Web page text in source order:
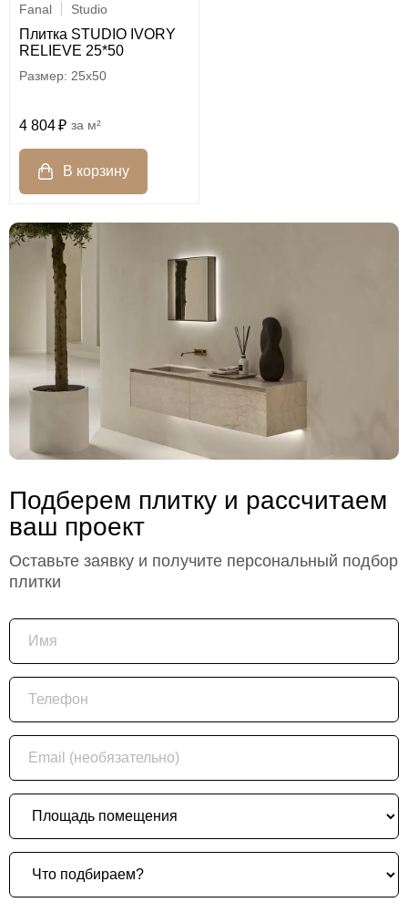
Fanal Studio
Плитка STUDIO IVORY
RELIEVE 25*50
25x50
4 804 м²
Подберем плитку и рассчитаем
ваш проект
Оставьте заявку и получите персональный подбор
плитки
Имя
Телефон
Email (необязательно)
Площадь помещения
Что подбираем?